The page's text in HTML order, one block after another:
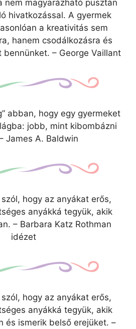
nem magyarázható pusztán
hivatkozással. A gyermek
a kreativitás sem
hanem csodálkozásra és
– George Vaillant
abban, hogy egy gyermeket
jobb, mint kibombázni
James A. Baldwin
hogy az anyákat erős,
anyákká tegyük, akik
– Barbara Katz Rothman
idézet
hogy az anyákat erős,
anyákká tegyük, akik
és ismerik belső erejüket. –